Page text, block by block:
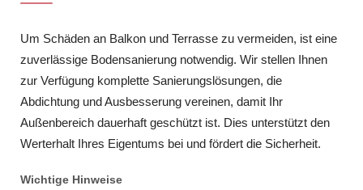
Um Schäden an Balkon und Terrasse zu vermeiden, ist eine
zuverlässige Bodensanierung notwendig. Wir stellen Ihnen
zur Verfügung komplette Sanierungslösungen, die
Abdichtung und Ausbesserung vereinen, damit Ihr
Außenbereich dauerhaft geschützt ist. Dies unterstützt den
Werterhalt Ihres Eigentums bei und fördert die Sicherheit.
Wichtige Hinweise